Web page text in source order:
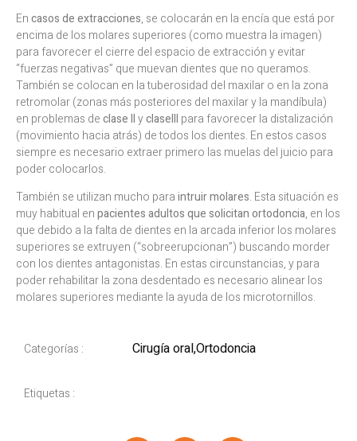
Encasos de extracciones, se colocarán en la encía que está por
encima de los molares superiores (como muestra la imagen)
para favorecer el cierre del espacio de extracción y evitar
“fuerzas negativas” que muevan dientes que no queramos.
También se colocan en la tuberosidad del maxilar o en la zona
retromolar (zonas más posteriores del maxilar y la mandíbula)
en problemas declase IIyclaseIII para favorecer la distalización
(movimiento hacia atrás) de todos los dientes. En estos casos
siempre es necesario extraer primero las muelas del juicio para
poder colocarlos.
También se utilizan mucho paraintruir molares. Esta situación es
muy habitual enpacientes adultos que solicitan ortodoncia, en los
que debido a la falta de dientes en la arcada inferior los molares
superiores se extruyen (“sobreerupcionan”) buscando morder
con los dientes antagonistas. En estas circunstancias, y para
poder rehabilitar la zona desdentado es necesario alinear los
molares superiores mediante la ayuda de los microtornillos.
Categorías : Cirugía oral,Ortodoncia
Etiquetas :